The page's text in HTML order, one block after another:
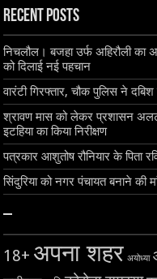
Recent Posts
निचलौल। बजहा उर्फ अहिरौली
को दिलाई नई पहचान
वारंटी गिरफ्तार, चौक पुलिस ने
श्रावण मास को लेकर प्रशासन
इटहिया का किया निरीक्षण
पत्रकार आशुतोष रौनियार के पिता
सिंदुरिया को नगर पंचायत बनाने की
–
18+ अपना शहर अयोध्या